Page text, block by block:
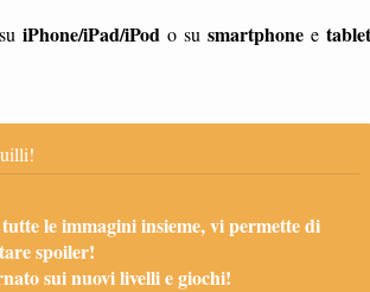
iPhone/iPad/iPod o su smartphone e tablet
le immagini insieme, vi permette di
spoiler!
sui nuovi livelli e giochi!